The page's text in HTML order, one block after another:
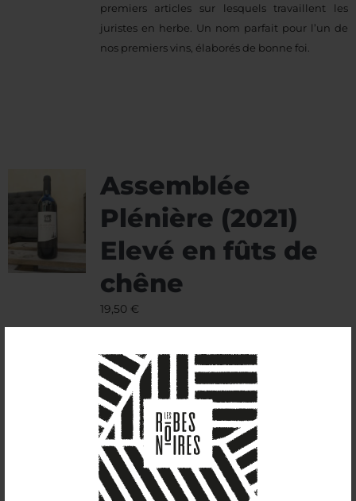
premiers articles sur lesquels travaillent les
juristes en herbe. Un nom parfait pour l’un de
nos premiers vins, élaborés de bonne foi.
Assemblée
Plénière (2021)
Elevé en fûts de
chêne
19,50 €
Mis en bouteilles un an après les deux autres
rouges du millésime 2021, il s’agit d’un
assemblage de cinsault, grenache, syrah et
cabernet sauvignon.
Nous avons élevé́ ce vin pendant douze mois,
avec curiosité́, dans deux barriques